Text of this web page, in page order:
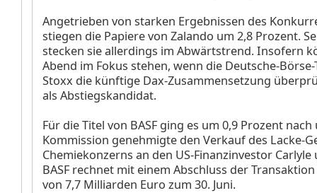
Angetrieben von starken Ergebnissen des
stiegen die Papiere von Zalando um 2,8 Prozent.
stecken sie allerdings im Abwärtstrend. Insofern
Abend im Fokus stehen, wenn die Deutsche-Börse-
Stoxx die künftige Dax-Zusammensetzung
als Abstiegskandidat.
Für die Titel von BASF ging es um 0,9 Prozent nach
Kommission genehmigte den Verkauf des Lacke-
Chemiekonzerns an den US-Finanzinvestor
BASF rechnet mit einem Abschluss der
von 7,7 Milliarden Euro zum 30. Juni.